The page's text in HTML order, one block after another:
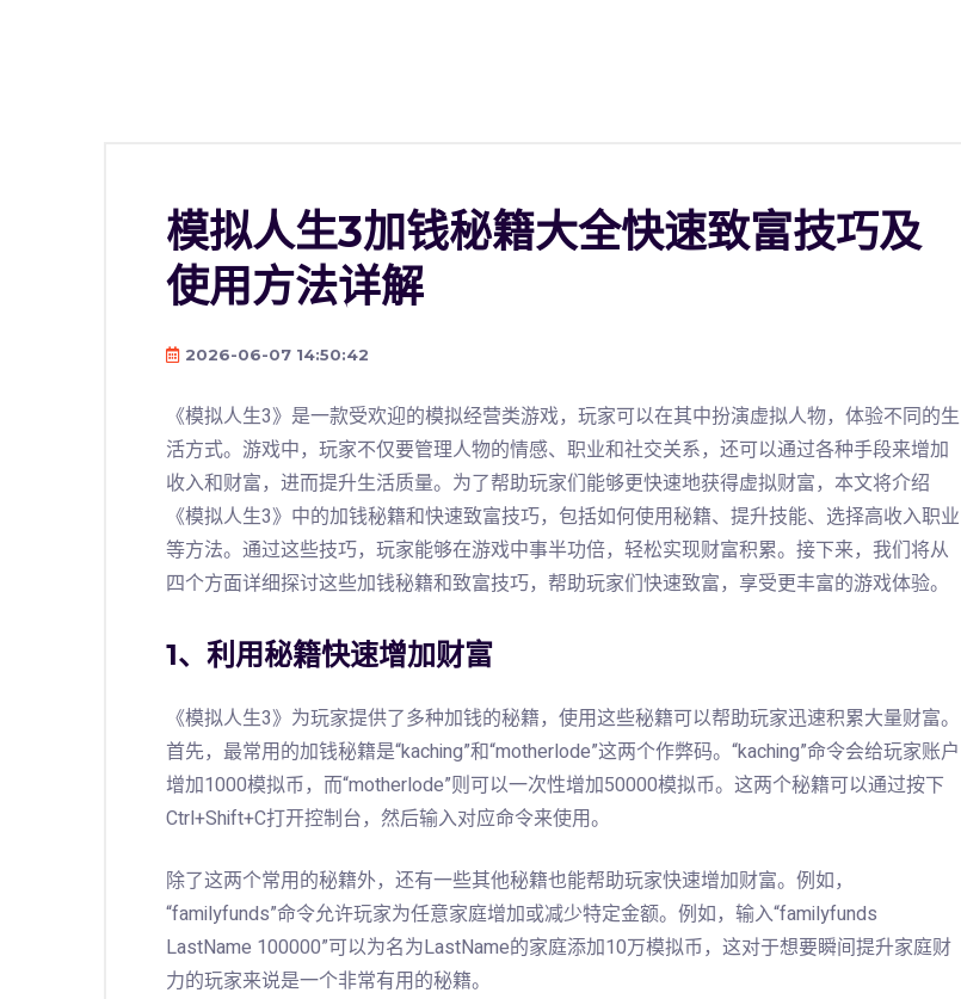
模拟人生3加钱秘籍大全快速致富技巧及
使用方法详解
2026-06-07 14:50:42
《模拟人生3》是一款受欢迎的模拟经营类游戏，玩家可以在其中扮演虚拟人物，体验不同的生
活方式。游戏中，玩家不仅要管理人物的情感、职业和社交关系，还可以通过各种手段来增加
收入和财富，进而提升生活质量。为了帮助玩家们能够更快速地获得虚拟财富，本文将介绍
《模拟人生3》中的加钱秘籍和快速致富技巧，包括如何使用秘籍、提升技能、选择高收入职业
等方法。通过这些技巧，玩家能够在游戏中事半功倍，轻松实现财富积累。接下来，我们将从
四个方面详细探讨这些加钱秘籍和致富技巧，帮助玩家们快速致富，享受更丰富的游戏体验。
1、利用秘籍快速增加财富
《模拟人生3》为玩家提供了多种加钱的秘籍，使用这些秘籍可以帮助玩家迅速积累大量财富。
首先，最常用的加钱秘籍是“kaching”和“motherlode”这两个作弊码。“kaching”命令会给玩家账户
增加1000模拟币，而“motherlode”则可以一次性增加50000模拟币。这两个秘籍可以通过按下
Ctrl+Shift+C打开控制台，然后输入对应命令来使用。
除了这两个常用的秘籍外，还有一些其他秘籍也能帮助玩家快速增加财富。例如，
“familyfunds”命令允许玩家为任意家庭增加或减少特定金额。例如，输入“familyfunds
LastName 100000”可以为名为LastName的家庭添加10万模拟币，这对于想要瞬间提升家庭财
力的玩家来说是一个非常有用的秘籍。